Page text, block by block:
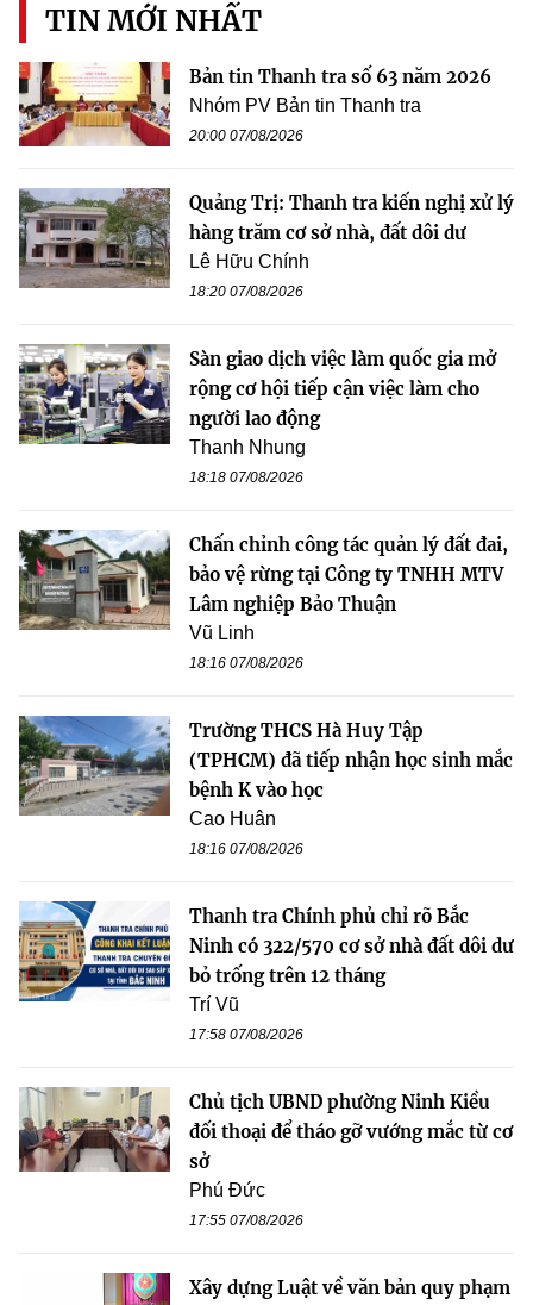
TIN MỚI NHẤT
Bản tin Thanh tra số 63 năm 2026
Nhóm PV Bản tin Thanh tra
20:00 07/08/2026
Quảng Trị: Thanh tra kiến nghị xử lý
hàng trăm cơ sở nhà, đất dôi dư
Lê Hữu Chính
18:20 07/08/2026
Sàn giao dịch việc làm quốc gia mở
rộng cơ hội tiếp cận việc làm cho
người lao động
Thanh Nhung
18:18 07/08/2026
Chấn chỉnh công tác quản lý đất đai,
bảo vệ rừng tại Công ty TNHH MTV
Lâm nghiệp Bảo Thuận
Vũ Linh
18:16 07/08/2026
Trường THCS Hà Huy Tập
(TPHCM) đã tiếp nhận học sinh mắc
bệnh K vào học
Cao Huân
18:16 07/08/2026
Thanh tra Chính phủ chỉ rõ Bắc
Ninh có 322/570 cơ sở nhà đất dôi dư
bỏ trống trên 12 tháng
Trí Vũ
17:58 07/08/2026
Chủ tịch UBND phường Ninh Kiều
đối thoại để tháo gỡ vướng mắc từ cơ
sở
Phú Đức
17:55 07/08/2026
Xây dựng Luật về văn bản quy phạm